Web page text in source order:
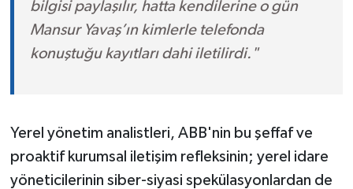
bilgisi paylaşılır, hatta kendilerine o gün
Mansur Yavaş’ın kimlerle telefonda
konuştuğu kayıtları dahi iletilirdi."
Yerel yönetim analistleri, ABB'nin bu şeffaf ve
proaktif kurumsal iletişim refleksinin; yerel idare
yöneticilerinin siber-siyasi spekülasyonlardan de